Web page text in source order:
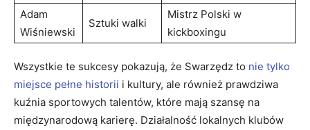
Adam
Wiśniewski
Sztuki walki
Mistrz Polski w
kickboxingu
Wszystkie te sukcesy pokazują, że Swarzędz to nie tylko
miejsce pełne historii i kultury, ale również prawdziwa
kuźnia sportowych talentów, które mają szansę na
międzynarodową karierę. Działalność lokalnych klubów